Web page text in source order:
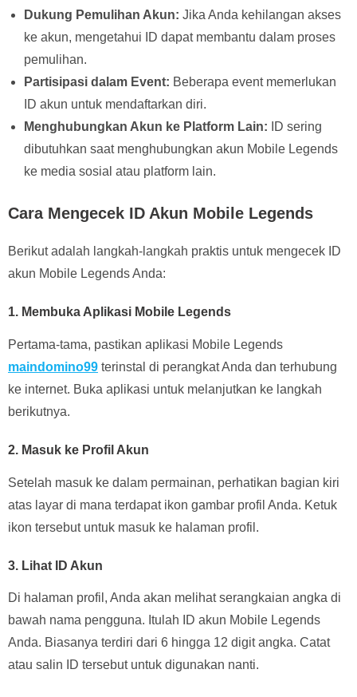
Dukung Pemulihan Akun: Jika Anda kehilangan akses
ke akun, mengetahui ID dapat membantu dalam proses
pemulihan.
Partisipasi dalam Event: Beberapa event memerlukan
ID akun untuk mendaftarkan diri.
Menghubungkan Akun ke Platform Lain: ID sering
dibutuhkan saat menghubungkan akun Mobile Legends
ke media sosial atau platform lain.
Cara Mengecek ID Akun Mobile Legends
Berikut adalah langkah-langkah praktis untuk mengecek ID
akun Mobile Legends Anda:
1. Membuka Aplikasi Mobile Legends
Pertama-tama, pastikan aplikasi Mobile Legends
maindomino99 terinstal di perangkat Anda dan terhubung
ke internet. Buka aplikasi untuk melanjutkan ke langkah
berikutnya.
2. Masuk ke Profil Akun
Setelah masuk ke dalam permainan, perhatikan bagian kiri
atas layar di mana terdapat ikon gambar profil Anda. Ketuk
ikon tersebut untuk masuk ke halaman profil.
3. Lihat ID Akun
Di halaman profil, Anda akan melihat serangkaian angka di
bawah nama pengguna. Itulah ID akun Mobile Legends
Anda. Biasanya terdiri dari 6 hingga 12 digit angka. Catat
atau salin ID tersebut untuk digunakan nanti.